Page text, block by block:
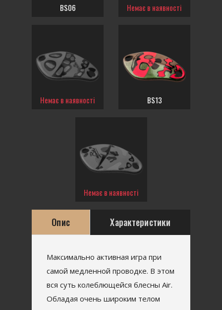
BS06 Немає в наявності
Немає в наявності BS13
Немає в наявності
Опис Характеристики
Максимально активная игра при
самой медленной проводке. В этом
вся суть колеблющейся блесны Air.
Обладая очень широким телом